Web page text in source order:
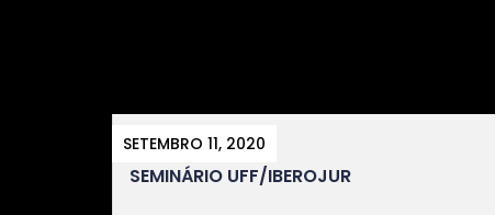
SETEMBRO 11, 2020
SEMINÁRIO UFF/IBEROJUR